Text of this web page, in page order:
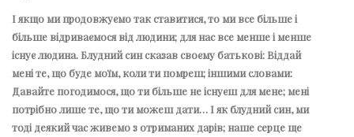
І якщо ми продовжуємо так ставитися, то ми все більше і
більше відриваємося від людини; для нас все менше і менше
існує людина. Блудний син сказав своєму батькові: Віддай
мені те, що буде моїм, коли ти помреш; іншими словами:
Давайте погодимося, що ти більше не існуєш для мене; мені
потрібно лише те, що ти можеш дати… І як блудний син, ми
тоді деякий час живемо з отриманих дарів; наше серце ще